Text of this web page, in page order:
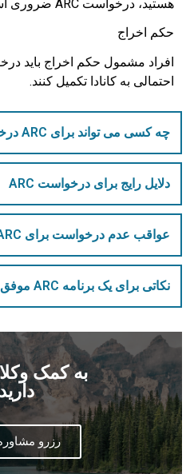
هستید، درخواست ARC ضروری است.
حکم اخراج
احتمالی به کانادا تکمیل کنند.
چه کسی می تواند برای ARC درخواست دهد
دلایل رایج برای درخواست ARC
عواقب عدم درخواست برای ARC در صورت لزوم
نکاتی برای یک برنامه ARC موفق
به کمک
رزرو